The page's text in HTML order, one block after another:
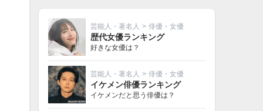
芸能人・著名人 > 俳優・女優
歴代女優ランキング
好きな女優は？
芸能人・著名人 > 俳優・女優
イケメン俳優ランキング
イケメンだと思う俳優は？